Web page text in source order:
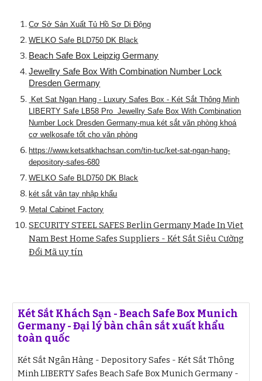
Cơ Sở Sản Xuất Tủ Hồ Sơ Di Động
WELKO Safe BLD750 DK Black
Beach Safe Box Leipzig Germany
Jewellry Safe Box With Combination Number Lock
Dresden Germany
Ket Sat Ngan Hang - Luxury Safes Box - Két Sắt Thông Minh
LIBERTY Safe LB58 Pro Jewellry Safe Box With Combination
Number Lock Dresden Germany-mua két sắt văn phòng khoá
cơ welkosafe tốt cho văn phòng
https://www.ketsatkhachsan.com/tin-tuc/ket-sat-ngan-hang-
depository-safes-680
WELKO Safe BLD750 DK Black
két sắt vân tay nhập khẩu
Metal Cabinet Factory
SECURITY STEEL SAFES Berlin Germany Made In Viet
Nam Best Home Safes Suppliers - Két Sắt Siêu Cường
Đổi Mã uy tín
Két Sắt Khách Sạn - Beach Safe Box Munich
Germany - Đại lý bàn chân sắt xuất khẩu
toàn quốc
Két Sắt Ngân Hàng - Depository Safes - Két Sắt Thông
Minh LIBERTY Safes Beach Safe Box Munich Germany -